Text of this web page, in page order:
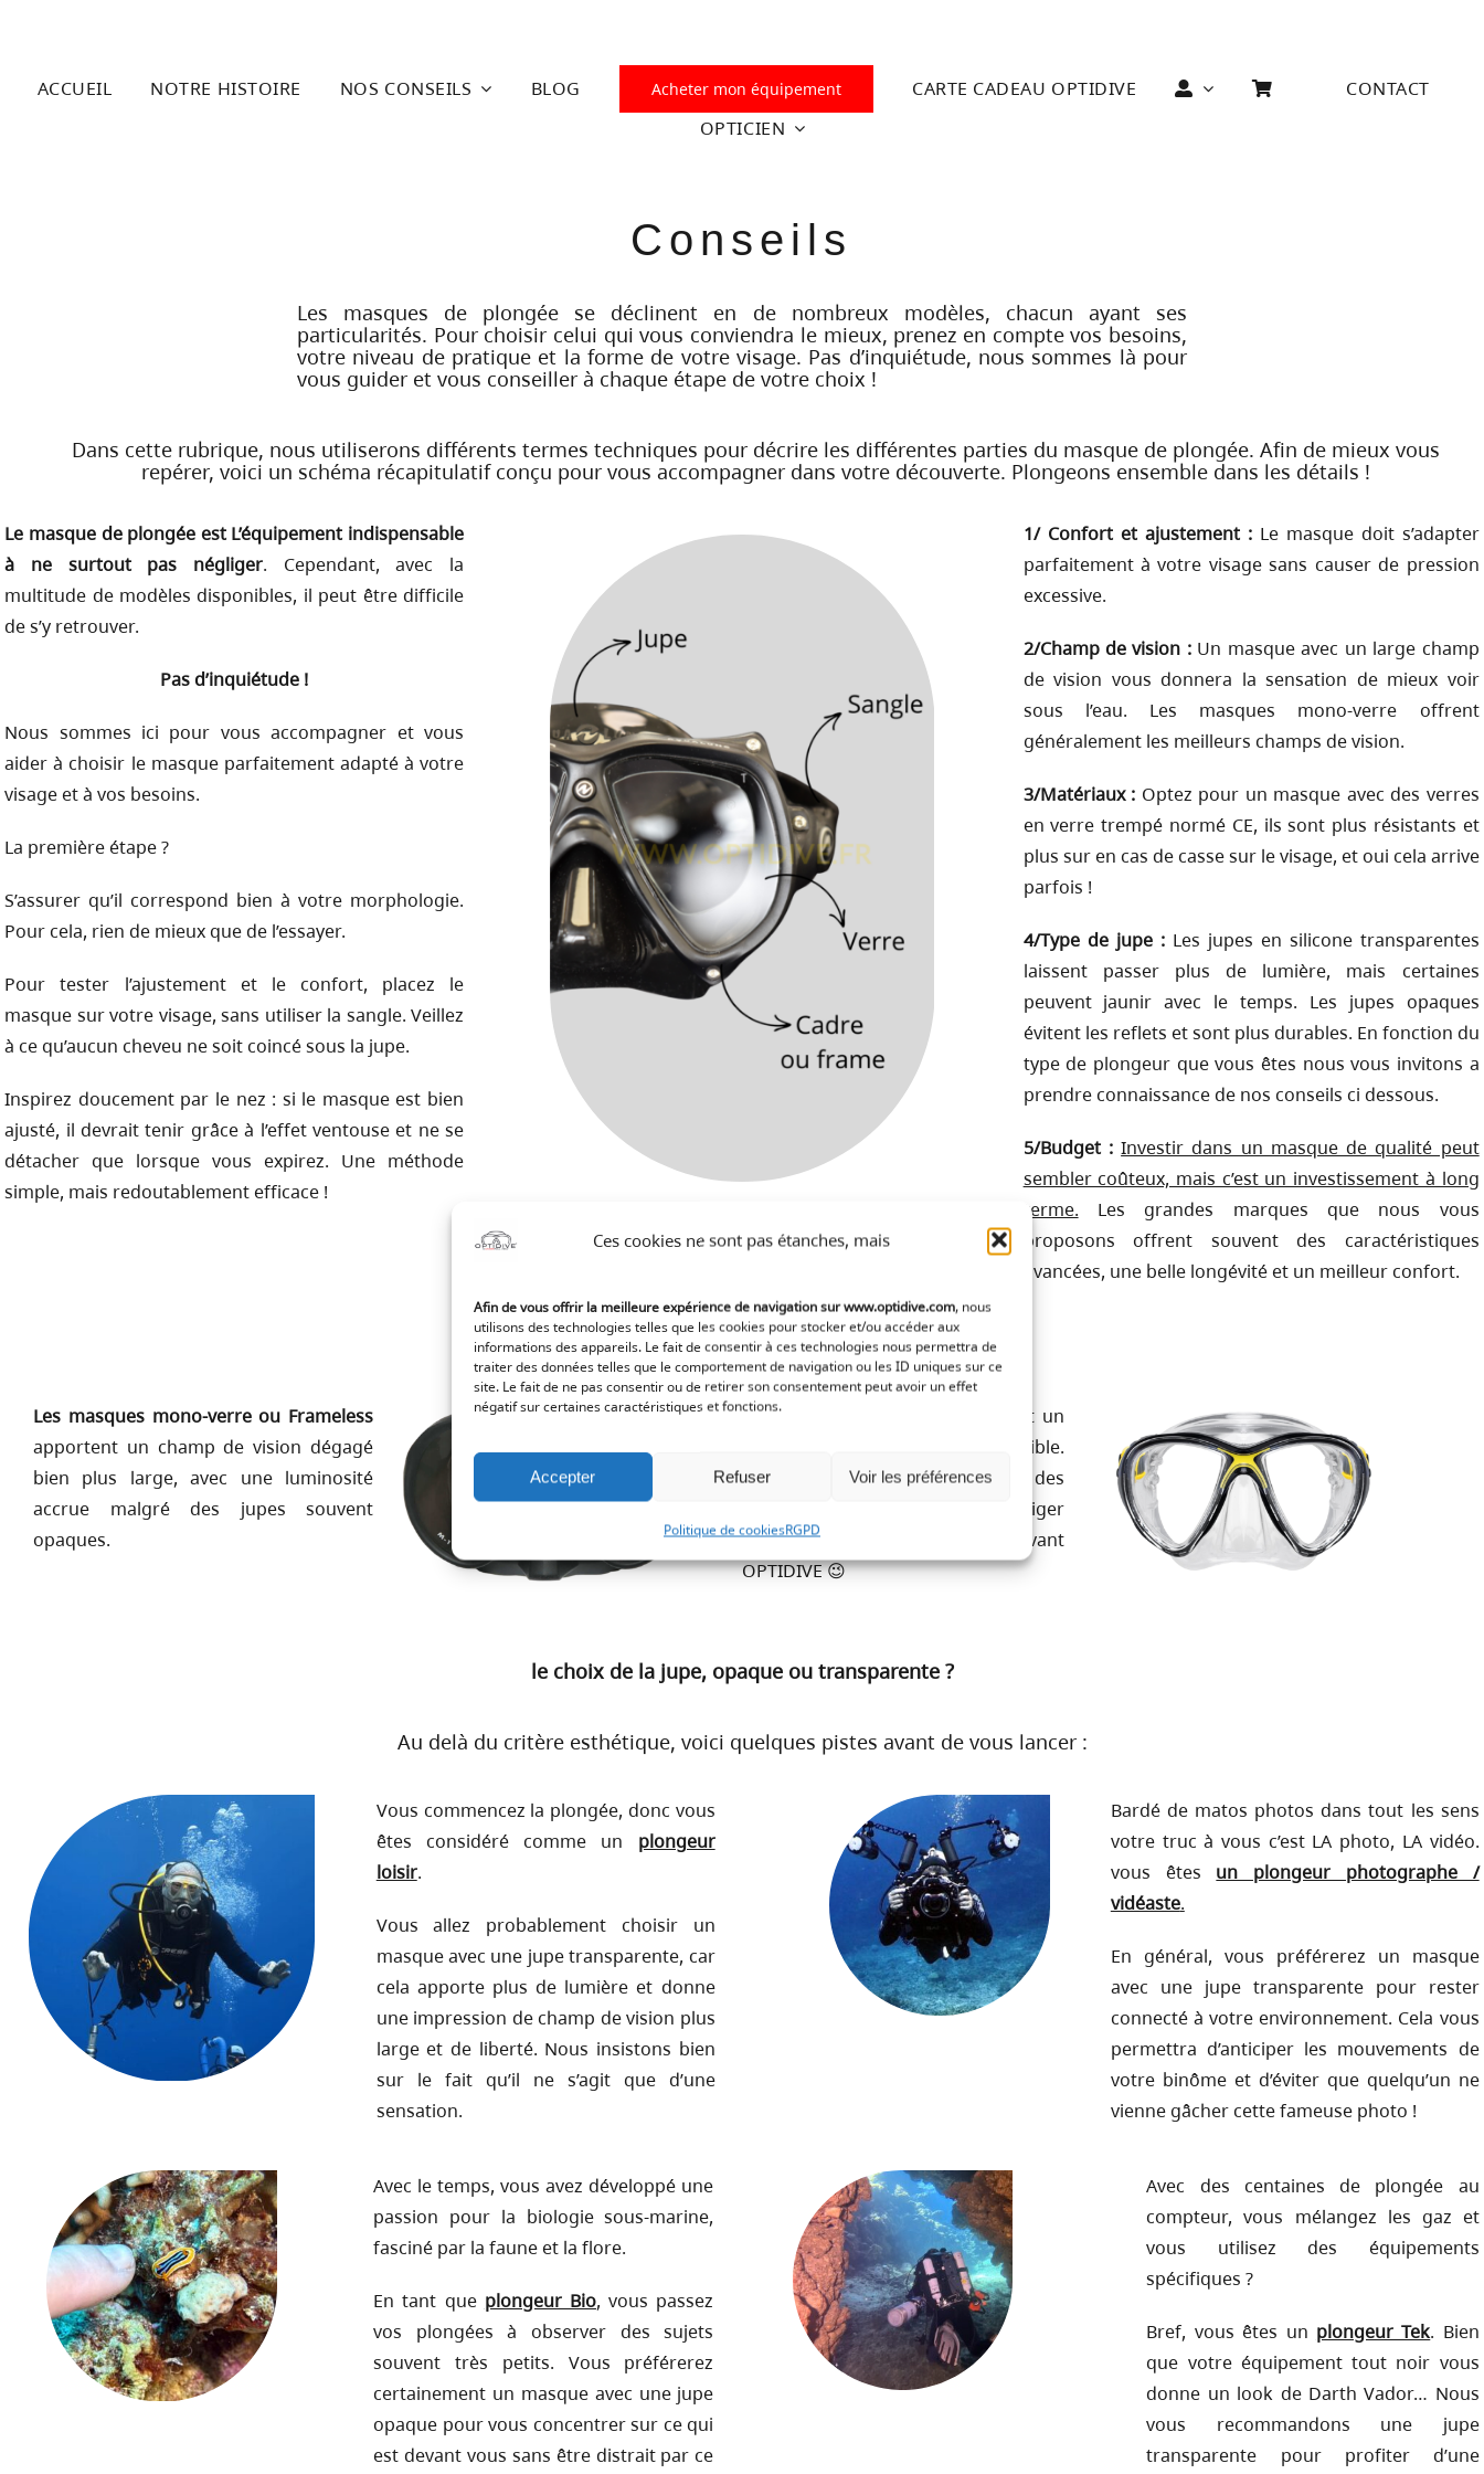
Ces cookies ne sont pas étanches, mais
Afin de vous offrir la meilleure expérience de navigation sur www.optidive.com, nous
utilisons des technologies telles que les cookies pour stocker et/ou accéder aux
informations des appareils. Le fait de consentir à ces technologies nous permettra de
traiter des données telles que le comportement de navigation ou les ID uniques sur ce
site. Le fait de ne pas consentir ou de retirer son consentement peut avoir un effet
négatif sur certaines caractéristiques et fonctions.
Accepter Refuser Voir les préférences
Politique de cookiesRGPD
ACCUEIL NOTRE HISTOIRE NOS CONSEILS BLOG Acheter mon équipement CARTE CADEAU OPTIDIVE
CONTACT
OPTICIEN
Conseils
Les masques de plongée se déclinent en de nombreux modèles, chacun ayant ses
particularités. Pour choisir celui qui vous conviendra le mieux, prenez en compte vos besoins,
votre niveau de pratique et la forme de votre visage. Pas d’inquiétude, nous sommes là pour
vous guider et vous conseiller à chaque étape de votre choix !
Dans cette rubrique, nous utiliserons différents termes techniques pour décrire les différentes parties du masque de plongée. Afin de mieux vous
repérer, voici un schéma récapitulatif conçu pour vous accompagner dans votre découverte. Plongeons ensemble dans les détails !
Le masque de plongée est L’équipement indispensable
à ne surtout pas négliger. Cependant, avec la
multitude de modèles disponibles, il peut être difficile
de s’y retrouver.
Pas d’inquiétude !
Nous sommes ici pour vous accompagner et vous
aider à choisir le masque parfaitement adapté à votre
visage et à vos besoins.
La première étape ?
S’assurer qu’il correspond bien à votre morphologie.
Pour cela, rien de mieux que de l’essayer.
Pour tester l’ajustement et le confort, placez le
masque sur votre visage, sans utiliser la sangle. Veillez
à ce qu’aucun cheveu ne soit coincé sous la jupe.
Inspirez doucement par le nez : si le masque est bien
ajusté, il devrait tenir grâce à l’effet ventouse et ne se
détacher que lorsque vous expirez. Une méthode
simple, mais redoutablement efficace !
1/ Confort et ajustement :Le masque doit s’adapter
parfaitement à votre visage sans causer de pression
excessive.
2/Champ de vision : Un masque avec un large champ
de vision vous donnera la sensation de mieux voir
sous l’eau. Les masques mono-verre offrent
généralement les meilleurs champs de vision.
3/Matériaux : Optez pour un masque avec des verres
en verre trempé normé CE, ils sont plus résistants et
plus sur en cas de casse sur le visage, et oui cela arrive
parfois !
4/Type de jupe :Les jupes en silicone transparentes
laissent passer plus de lumière, mais certaines
peuvent jaunir avec le temps. Les jupes opaques
évitent les reflets et sont plus durables. En fonction du
type de plongeur que vous êtes nous vous invitons a
prendre connaissance de nos conseils ci dessous.
5/Budget :Investir dans un masque de qualité peut
sembler coûteux, mais c’est un investissement à long
terme. Les grandes marques que nous vous
proposons offrent souvent des caractéristiques
avancées, une belle longévité et un meilleur confort.
choisir entre masque mono-verre ou Bi-verres ?
Les masques mono-verre ou Frameless
apportent un champ de vision dégagé
bien plus large, avec une luminosité
accrue malgré des jupes souvent
opaques.
Les masques bi-verres
présentent un
volume intérieur souvent plus faible.
Ils ont été longtemps les préférés des
plongeurs ayant besoin de corriger
leurs vue, mais ca c’est avant
OPTIDIVE 😉
le choix de la jupe, opaque ou transparente ?
Au delà du critère esthétique, voici quelques pistes avant de vous lancer :
Vous commencez la plongée, donc vous
êtes considéré comme un plongeur
loisir.
Vous allez probablement choisir un
masque avec une jupe transparente, car
cela apporte plus de lumière et donne
une impression de champ de vision plus
large et de liberté. Nous insistons bien
sur le fait qu’il ne s’agit que d’une
sensation.
Bardé de matos photos dans tout les sens
votre truc à vous c’est LA photo, LA vidéo.
vous êtes un plongeur photographe /
vidéaste.
En général, vous préférerez un masque
avec une jupe transparente pour rester
connecté à votre environnement. Cela vous
permettra d’anticiper les mouvements de
votre binôme et d’éviter que quelqu’un ne
vienne gâcher cette fameuse photo !
Avec le temps, vous avez développé une
passion pour la biologie sous-marine,
fasciné par la faune et la flore.
En tant que plongeur Bio, vous passez
vos plongées à observer des sujets
souvent très petits. Vous préférerez
certainement un masque avec une jupe
opaque pour vous concentrer sur ce qui
est devant vous sans être distrait par ce
Avec des centaines de plongée au
compteur, vous mélangez les gaz et
vous utilisez des équipements
spécifiques ?
Bref, vous êtes un plongeur Tek. Bien
que votre équipement tout noir vous
donne un look de Darth Vador… Nous
vous recommandons une jupe
transparente pour profiter d’une